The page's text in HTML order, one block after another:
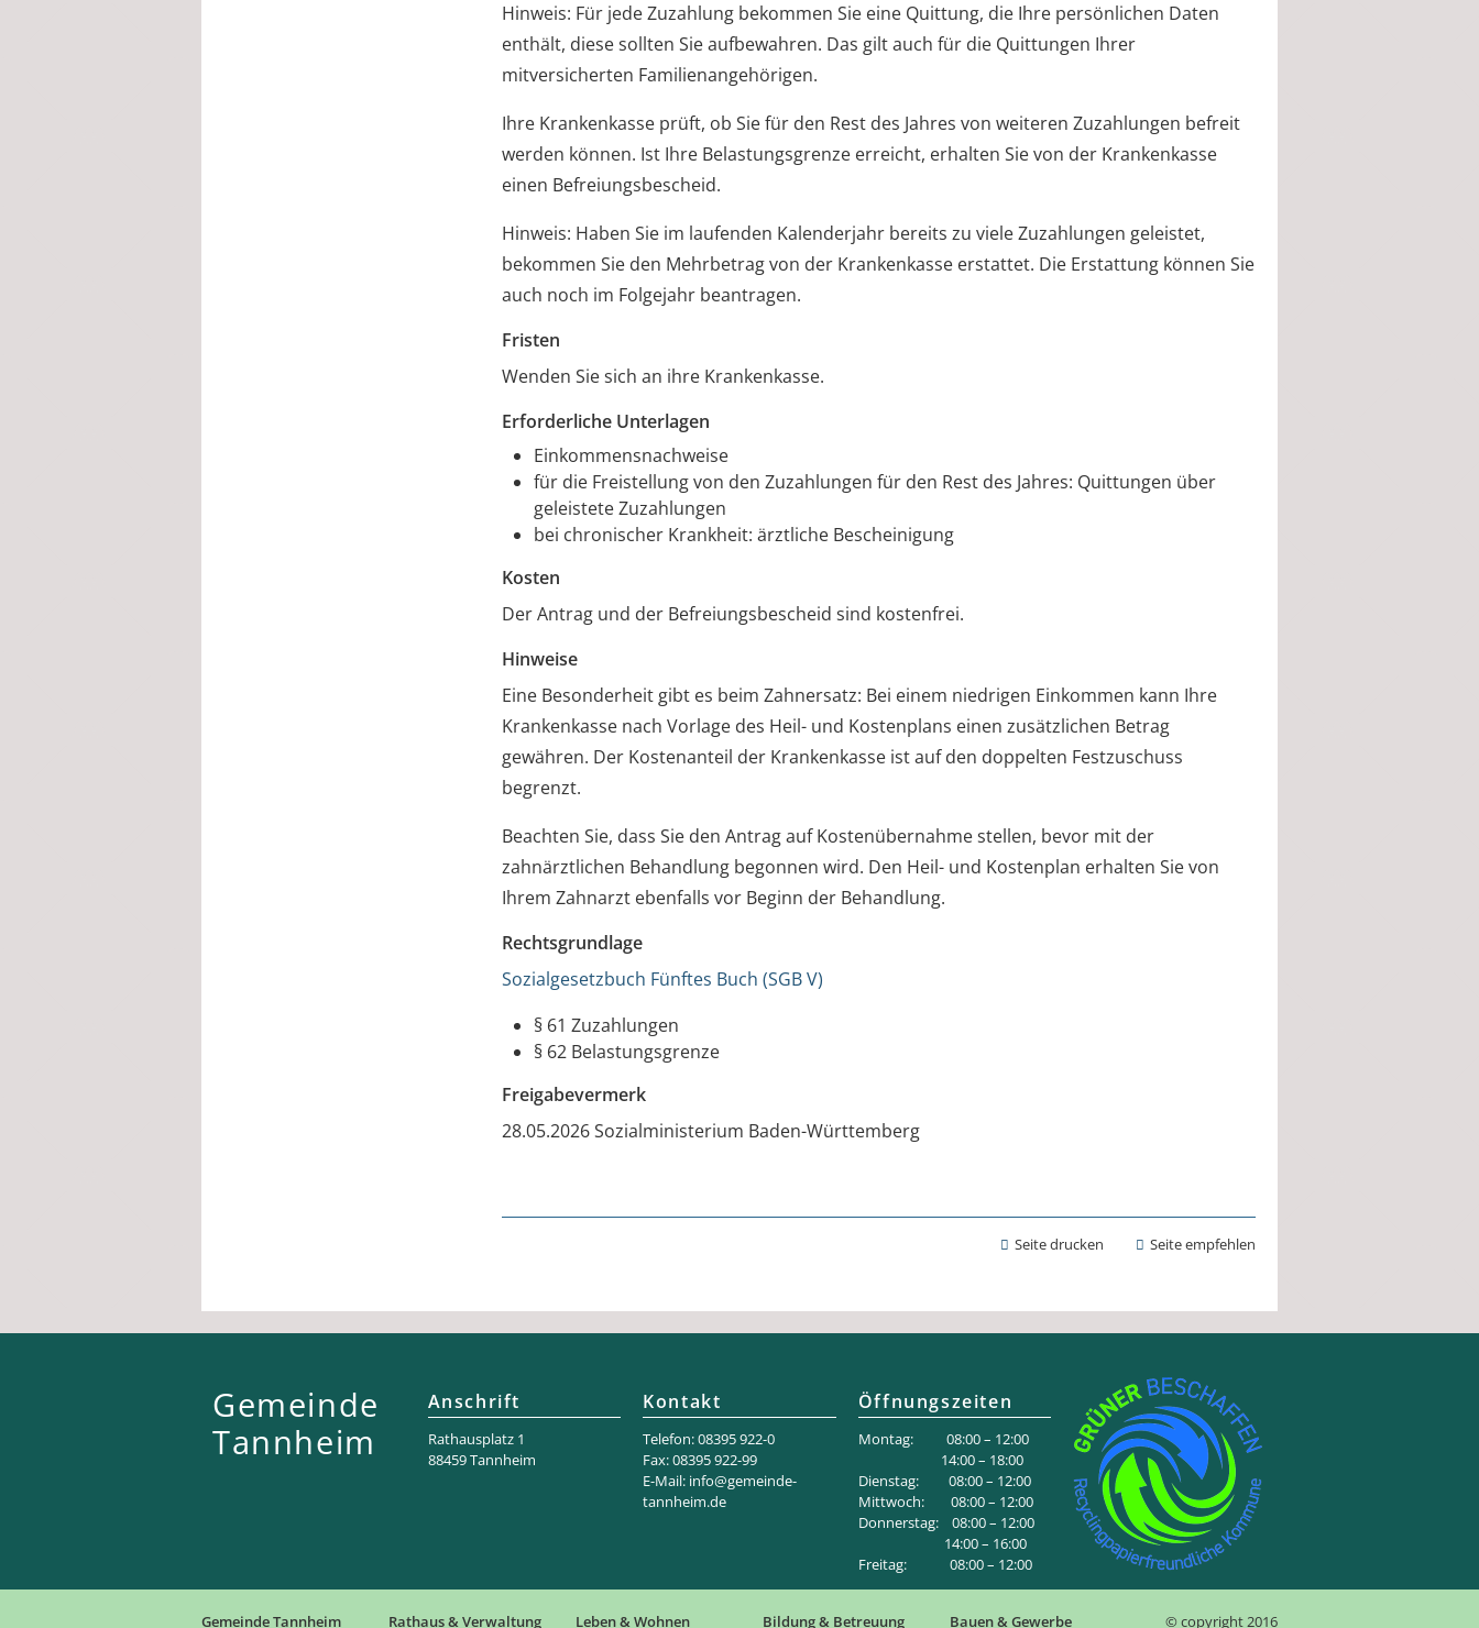
Hinweis: Für jede Zuzahlung bekommen Sie eine Quittung, die Ihre persönlichen Daten
enthält, diese sollten Sie aufbewahren. Das gilt auch für die Quittungen Ihrer
mitversicherten Familienangehörigen.
Ihre Krankenkasse prüft, ob Sie für den Rest des Jahres von weiteren Zuzahlungen befreit
werden können. Ist Ihre Belastungsgrenze erreicht, erhalten Sie von der Krankenkasse
einen Befreiungsbescheid.
Hinweis: Haben Sie im laufenden Kalenderjahr bereits zu viele Zuzahlungen geleistet,
bekommen Sie den Mehrbetrag von der Krankenkasse erstattet. Die Erstattung können Sie
auch noch im Folgejahr beantragen.
Fristen
Wenden Sie sich an ihre Krankenkasse.
Erforderliche Unterlagen
Einkommensnachweise
für die Freistellung von den Zuzahlungen für den Rest des Jahres: Quittungen über
geleistete Zuzahlungen
bei chronischer Krankheit: ärztliche Bescheinigung
Kosten
Der Antrag und der Befreiungsbescheid sind kostenfrei.
Hinweise
Eine Besonderheit gibt es beim Zahnersatz: Bei einem niedrigen Einkommen kann Ihre
Krankenkasse nach Vorlage des Heil- und Kostenplans einen zusätzlichen Betrag
gewähren. Der Kostenanteil der Krankenkasse ist auf den doppelten Festzuschuss
begrenzt.
Beachten Sie, dass Sie den Antrag auf Kostenübernahme stellen, bevor mit der
zahnärztlichen Behandlung begonnen wird. Den Heil- und Kostenplan erhalten Sie von
Ihrem Zahnarzt ebenfalls vor Beginn der Behandlung.
Rechtsgrundlage
Sozialgesetzbuch Fünftes Buch (SGB V)
§ 61 Zuzahlungen
§ 62 Belastungsgrenze
Freigabevermerk
28.05.2026 Sozialministerium Baden-Württemberg
Seite drucken Seite empfehlen
Gemeinde
Tannheim
Anschrift
Rathaus­platz 1
88459 Tannheim
Kontakt
Telefon: 08395 922-0
Fax: 08395 922-99
E-Mail: info@gemeinde-
tannheim.de
Öffnungszeiten
Montag: 08:00 – 12:00
14:00 – 18:00
Dienstag: 08:00 – 12:00
Mittwoch: 08:00 – 12:00
Donnerstag: 08:00 – 12:00
14:00 – 16:00
Freitag: 08:00 – 12:00
Gemeinde Tannheim Rathaus & Verwaltung Leben & Wohnen Bildung & Betreuung Bauen & Gewerbe © copyright 2016